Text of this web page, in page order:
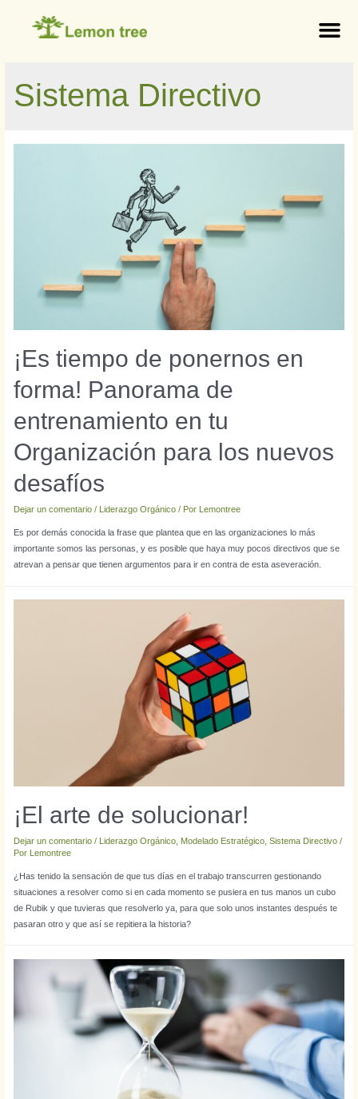
Sistema Directivo
¡Es tiempo de ponernos en
forma! Panorama de
entrenamiento en tu
Organización para los nuevos
desafíos
Dejar un comentario / Liderazgo Orgánico/ Por Lemontree
Es por demás conocida la frase que plantea que en las organizaciones lo más
importante somos las personas, y es posible que haya muy pocos directivos que se
atrevan a pensar que tienen argumentos para ir en contra de esta aseveración.
¡El arte de solucionar!
Dejar un comentario / Liderazgo Orgánico, Modelado Estratégico, Sistema Directivo/
Por Lemontree
¿Has tenido la sensación de que tus días en el trabajo transcurren gestionando
situaciones a resolver como si en cada momento se pusiera en tus manos un cubo
de Rubik y que tuvieras que resolverlo ya, para que solo unos instantes después te
pasaran otro y que así se repitiera la historia?